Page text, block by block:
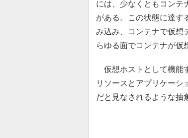
には、少なくともコンテ
がある。この状態に達す
み込み、コンテナで仮想
らゆる面でコンテナが仮
仮想ホストとして機能
リソースとアプリケーシ
だと見なされるような抽